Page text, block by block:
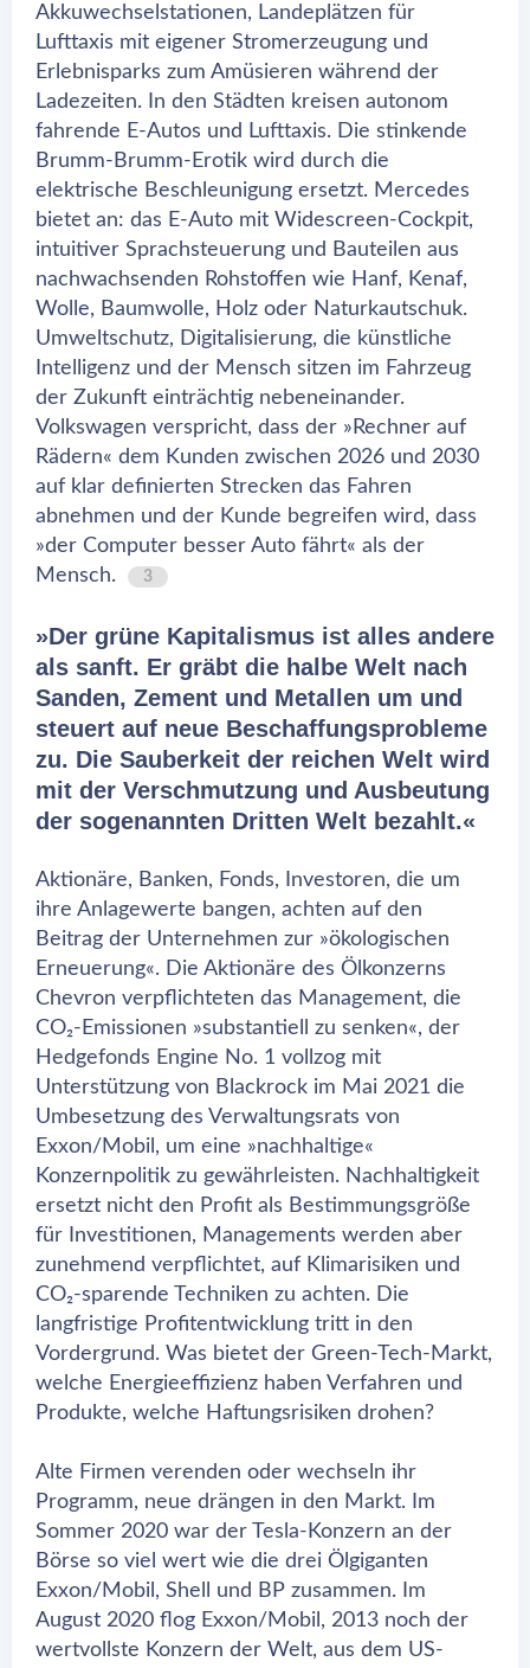
Akkuwechselstationen, Landeplätzen für
Lufttaxis mit eigener Stromerzeugung und
Erlebnisparks zum Amüsieren während der
Ladezeiten. In den Städten kreisen autonom
fahrende E-Autos und Lufttaxis. Die stinkende
Brumm-Brumm-Erotik wird durch die
elektrische Beschleunigung ersetzt. Mercedes
bietet an: das E-Auto mit Widescreen-Cockpit,
intuitiver Sprachsteuerung und Bauteilen aus
nachwachsenden Rohstoffen wie Hanf, Kenaf,
Wolle, Baumwolle, Holz oder Naturkautschuk.
Umweltschutz, Digitalisierung, die künstliche
Intelligenz und der Mensch sitzen im Fahrzeug
der Zukunft einträchtig nebeneinander.
Volkswagen verspricht, dass der »Rechner auf
Rädern« dem Kunden zwischen 2026 und 2030
auf klar definierten Strecken das Fahren
abnehmen und der Kunde begreifen wird, dass
»der Computer besser Auto fährt« als der
Mensch.
3
»Der grüne Kapitalismus ist alles andere
als sanft. Er gräbt die halbe Welt nach
Sanden, Zement und Metallen um und
steuert auf neue Beschaffungsprobleme
zu. Die Sauberkeit der reichen Welt wird
mit der Verschmutzung und Ausbeutung
der sogenannten Dritten Welt bezahlt.«
Aktionäre, Banken, Fonds, Investoren, die um
ihre Anlagewerte bangen, achten auf den
Beitrag der Unternehmen zur »ökologischen
Erneuerung«. Die Aktionäre des Ölkonzerns
Chevron verpflichteten das Management, die
CO₂-Emissionen »substantiell zu senken«, der
Hedgefonds Engine No. 1 vollzog mit
Unterstützung von Blackrock im Mai 2021 die
Umbesetzung des Verwaltungsrats von
Exxon/Mobil, um eine »nachhaltige«
Konzernpolitik zu gewährleisten. Nachhaltigkeit
ersetzt nicht den Profit als Bestimmungsgröße
für Investitionen, Managements werden aber
zunehmend verpflichtet, auf Klimarisiken und
CO₂-sparende Techniken zu achten. Die
langfristige Profitentwicklung tritt in den
Vordergrund. Was bietet der Green-Tech-Markt,
welche Energieeffizienz haben Verfahren und
Produkte, welche Haftungsrisiken drohen?
Alte Firmen verenden oder wechseln ihr
Programm, neue drängen in den Markt. Im
Sommer 2020 war der Tesla-Konzern an der
Börse so viel wert wie die drei Ölgiganten
Exxon/Mobil, Shell und BP zusammen. Im
August 2020 flog Exxon/Mobil, 2013 noch der
wertvollste Konzern der Welt, aus dem US-